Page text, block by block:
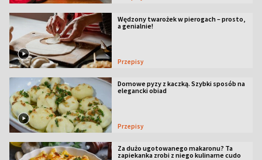
Wędzony twarożek w pierogach – prosto,
a genialnie!
Przepisy
Domowe pyzy z kaczką. Szybki sposób na
elegancki obiad
Przepisy
Za dużo ugotowanego makaronu? Ta
zapiekanka zrobi z niego kulinarne cudo